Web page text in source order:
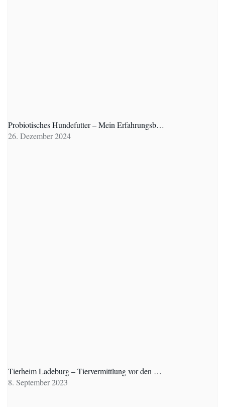
Probiotisches Hundefutter – Mein Erfahrungsb…
26. Dezember 2024
Tierheim Ladeburg – Tiervermittlung vor den …
8. September 2023